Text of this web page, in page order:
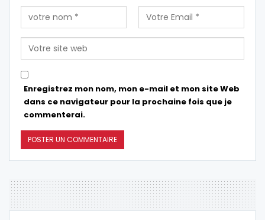
Enregistrez mon nom, mon e-mail et mon site Web
dans ce navigateur pour la prochaine fois que je
commenterai.